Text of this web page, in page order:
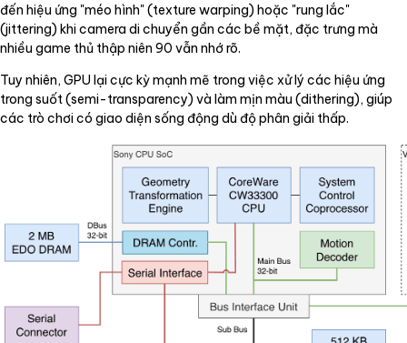
đến hiệu ứng "méo hình" (texture warping) hoặc "rung lắc"
(jittering) khi camera di chuyển gần các bề mặt, đặc trưng mà
nhiều game thủ thập niên 90 vẫn nhớ rõ.
Tuy nhiên, GPU lại cực kỳ mạnh mẽ trong việc xử lý các hiệu ứng
trong suốt (semi-transparency) và làm mịn màu (dithering), giúp
các trò chơi có giao diện sống động dù độ phân giải thấp.